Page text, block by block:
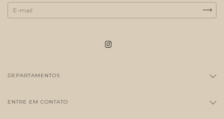
DEPARTAMENTOS
ENTRE EM CONTATO